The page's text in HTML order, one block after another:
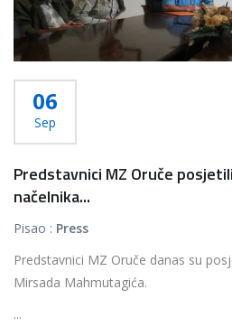
06
Sep
Predstavnici MZ Oruče
načelnika...
Pisao : Press
Predstavnici MZ Oruče danas su
Mirsada Mahmutagića.
...